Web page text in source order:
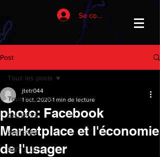
Se connecter
Post
Tous les posts
ANT6933
ANT3542
ANT 3531
Tous les posts
photo: Facebook
Marketplace et l'économie
de l'usager
jtetr044
1 oct. 2020 1 min de lecture